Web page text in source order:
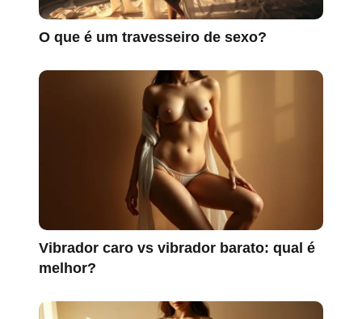
O que é um travesseiro de sexo?
Vibrador caro vs vibrador barato: qual é
melhor?